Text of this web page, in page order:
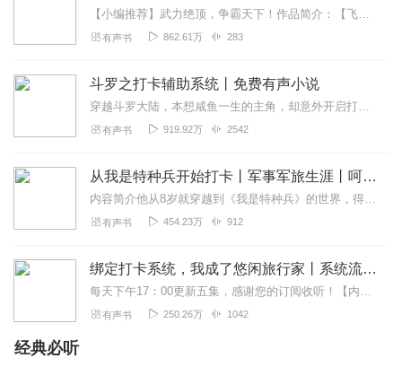
【小编推荐】武力绝顶，争霸天下！作品简介：【飞卢小说网独家签约作品】陆羽穿越到三国世界，本来打算平平安安苟一生的他觉醒了签到系统。开局签到获得【霸王之勇】，武力...
有声书 862.61万 283
斗罗之打卡辅助系统丨免费有声小说
穿越斗罗大陆，本想咸鱼一生的主角，却意外开启打卡辅助系统！“叮，斗罗大陆剧情正式开启，宿主打卡成功，恭喜获得：流星泪！”……同时，在系统的帮助下，主角开始获得各...
有声书 919.92万 2542
从我是特种兵开始打卡丨军事军旅生涯丨呵壁问天演播丨多人有声剧
内容简介他从8岁就穿越到《我是特种兵》的世界，得到辅助引擎的支持，特种兵，通信兵，飞行员等等，在每一个兵种的领域他都做到了极致，成为当之无愧所有士兵的王！开局...
有声书 454.23万 912
绑定打卡系统，我成了悠闲旅行家丨系统流丨轻松丨多人有声剧
每天下午17：00更新五集，感谢您的订阅收听！【内容简介】25岁的李悠南，前一天还在为KPI熬夜，后一天就因顶撞大股东女儿被辞退，连女友都因...
有声书 250.26万 1042
经典必听